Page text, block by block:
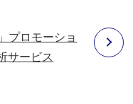
プロモーショ
サービス